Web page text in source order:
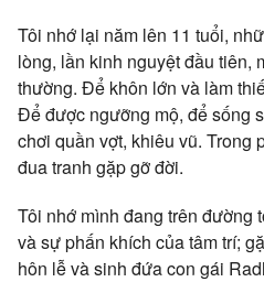
Tôi nhớ lại năm lên 11 tuổi,
lòng, lần kinh nguyệt đầu tiên,
thường. Để khôn lớn và làm
Để được ngưỡng mộ, để sống
chơi quần vợt, khiêu vũ. Trong
đua tranh gặp gỡ đời.
Tôi nhớ mình đang trên đường
và sự phấn khích của tâm trí;
hôn lễ và sinh đứa con gái